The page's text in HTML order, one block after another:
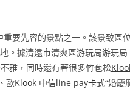
要先容的景點之一。該景致區位
。據清遠市清爽區游玩局游玩局
雅，同時還有著很多竹苞松
歐Klook 中信line pay卡式“婚慶